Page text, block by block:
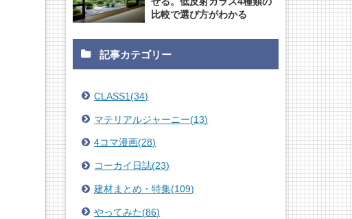
比較で選び方がわかる
記事カテゴリー
CLASS1(34)
マテリアルジャーニー(13)
4コマ漫画(28)
コーカイ日誌(23)
建材まとめ・特集(109)
やってみた(86)